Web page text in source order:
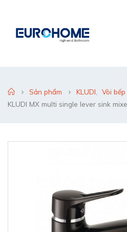
Sản phẩm KLUDI
Vòi bếp
KLUDI MX multi single lever sink